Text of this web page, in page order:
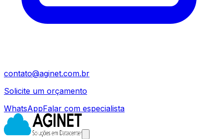
contato@aginet.com.br
Solicite um orçamento
WhatsAppFalar com especialista